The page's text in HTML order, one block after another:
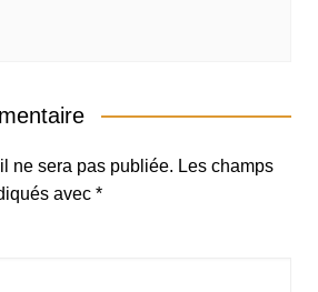
ne sera pas publiée. Les champs
avec *